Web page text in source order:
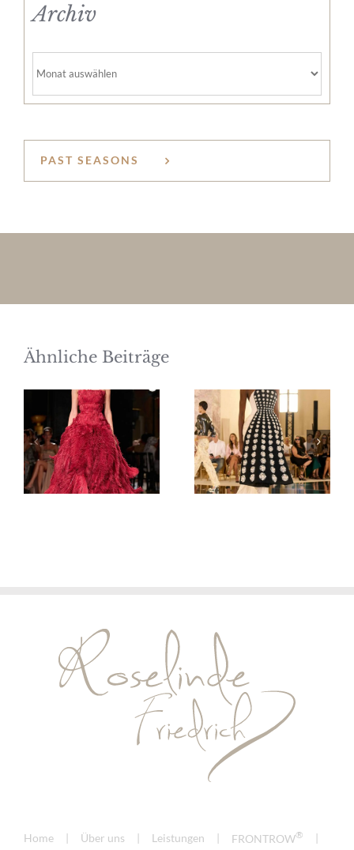
Archiv
PAST SEASONS
Ähnliche Beiträge
Elie Saab
Haute
Couture
Herbst/Winter
2026/27
Schiaparelli
Haute
Couture
Herbst/Winter
2026/27
Home Über uns Leistungen FRONTROW®